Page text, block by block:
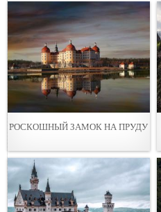
РОСКОШНЫЙ ЗАМОК НА ПРУДУ